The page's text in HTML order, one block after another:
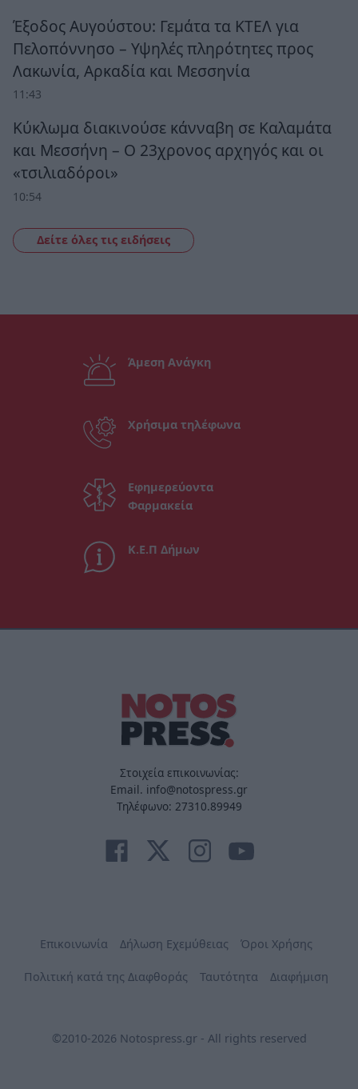
Έξοδος Αυγούστου: Γεμάτα τα ΚΤΕΛ για
Πελοπόννησο – Υψηλές πληρότητες προς
Λακωνία, Αρκαδία και Μεσσηνία
11:43
Κύκλωμα διακινούσε κάνναβη σε Καλαμάτα
και Μεσσήνη – Ο 23χρονος αρχηγός και οι
«τσιλιαδόροι»
10:54
Δείτε όλες τις ειδήσεις
Άμεση Ανάγκη
Χρήσιμα τηλέφωνα
Εφημερεύοντα
Φαρμακεία
Κ.Ε.Π Δήμων
Στοιχεία επικοινωνίας:
Email. info@notospress.gr
Τηλέφωνο: 27310.89949
Επικοινωνία Δήλωση Εχεμύθειας Όροι Χρήσης
Πολιτική κατά της Διαφθοράς Ταυτότητα Διαφήμιση
©2010-2026 Notospress.gr - All rights reserved